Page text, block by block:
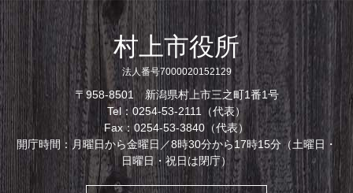
村上市役所
法人番号7000020152129
〒958-8501 新潟県村上市三之町1番1号
Tel：0254-53-2111（代表）
Fax：0254-53-3840（代表）
開庁時間：月曜日から金曜日／8時30分から17時15分（土曜日・
日曜日・祝日は閉庁）